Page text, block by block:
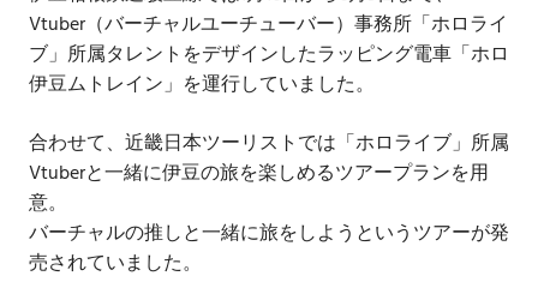
Vtuber（バーチャルユーチューバー）事務所「ホロライ
ブ」所属タレントをデザインしたラッピング電車「ホロ
伊豆ムトレイン」を運行していました。
合わせて、近畿日本ツーリストでは「ホロライブ」所属
Vtuberと一緒に伊豆の旅を楽しめるツアープランを用
意。
バーチャルの推しと一緒に旅をしようというツアーが発
売されていました。